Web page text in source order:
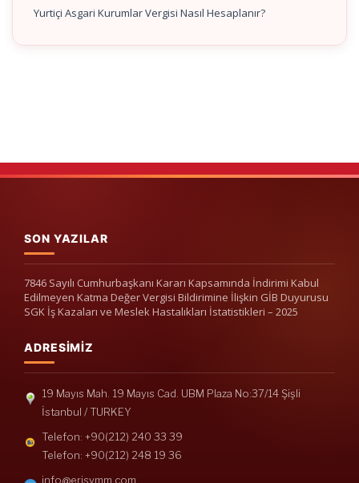
Yurtiçi Asgari Kurumlar Vergisi Nasıl Hesaplanır?
SON YAZILAR
7846 Sayılı Cumhurbaşkanı Kararı Kapsamında İndirimi Kabul
Edilmeyen Katma Değer Vergisi Bildirimine İlişkin GİB Duyurusu
SGK İş Kazaları ve Meslek Hastalıkları İstatistikleri – 2025
ADRESIMIZ
19 Mayıs Mah. 19 Mayıs Cad. UBM Plaza No:37/14 Şişli
İstanbul / TURKEY
Telefon: +90(212) 240 33 39
Telefon: +90(212) 248 19 36
info@erisymm.com